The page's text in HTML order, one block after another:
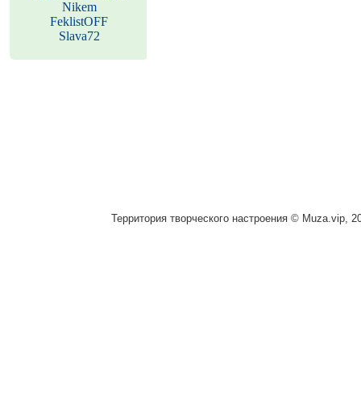
Nikem
FeklistOFF
Slava72
Территория творческого настроения © Muza.vip,